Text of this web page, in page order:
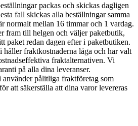
packas och skickas dagligen
fall skickas alla beställningar samma
normalt mellan 16 timmar och 1 vardag.
fram till helgen och väljer paketbutik,
paket redan dagen efter i paketbutiken.
håller fraktkostnaderna låga och har valt
fraktalternativen. Vi
på alla dina leveranser.
använder pålitliga fraktföretag som
att säkerställa att dina varor levereras